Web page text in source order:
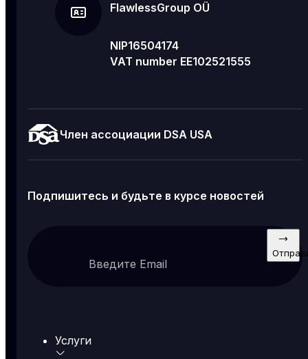
FlawlessGroup OÜ
NIP16504174
VAT number EE102521555
Член ассоциации DSA USA
Подпишитесь и будьте в курсе новостей
Введите Email
Услуги